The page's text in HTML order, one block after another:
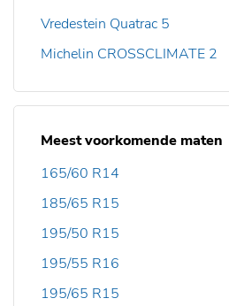
Vredestein Quatrac 5
Michelin CROSSCLIMATE 2
Meest voorkomende maten
165/60 R14
185/65 R15
195/50 R15
195/55 R16
195/65 R15